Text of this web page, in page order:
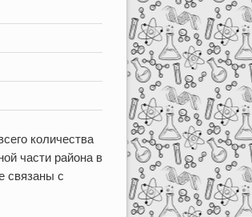
количества
части района в
связаны с